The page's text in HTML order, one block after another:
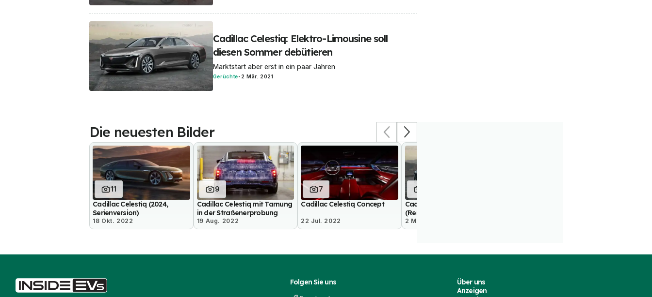
Cadillac Celestiq: Elektro-Limousine soll
diesen Sommer debütieren
Marktstart aber erst in ein paar Jahren
Gerüchte- 2 Mär. 2021
Die neuesten Bilder
11
Cadillac Celestiq (2024,
Serienversion)
18 Okt. 2022
9
Cadillac Celestiq mit Tarnung
in der Straßenerprobung
19 Aug. 2022
7
Cadillac Celestiq Concept
22 Jul. 2022
Cadillac Celestiq
(Renderings)
2 Mär. 2021
Folgen Sie uns
Über uns
Anzeigen